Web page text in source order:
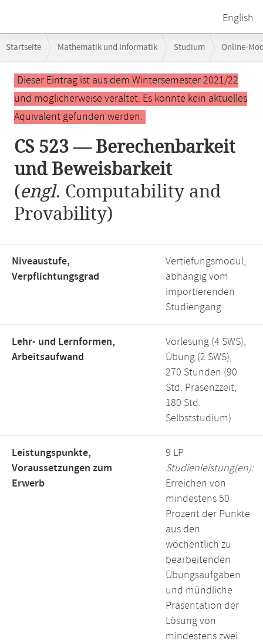
English
Navigation
Startseite Mathematik und Informatik Studium Online-
CS 523 — Berechenbarkeit und Beweisbarkeit
Hauptinhalt
Dieser Eintrag ist aus dem Wintersemester 2021/22
und möglicherweise veraltet. Es konnte kein aktuelles
Äquivalent gefunden werden.
CS 523 — Berechenbarkeit
und Beweisbarkeit
(engl. Computability and
Provability)
Niveaustufe,
Verpflichtungsgrad
Vertiefungsmodul,
abhängig vom
importierenden
Studiengang
Lehr- und Lernformen,
Arbeitsaufwand
Vorlesung (4 SWS),
Übung (2 SWS),
270 Stunden (90
Std. Präsenzzeit,
180 Std.
Selbststudium)
Leistungspunkte,
Voraussetzungen zum
Erwerb
9 LP
Studienleistung(en):
Erreichen von
mindestens 50
Prozent der Punkte
aus den
wöchentlich zu
bearbeitenden
Übungsaufgaben
und mündliche
Präsentation der
Lösung von
mindestens zwei